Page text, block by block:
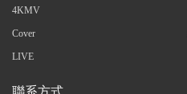
4KMV
Cover
LIVE